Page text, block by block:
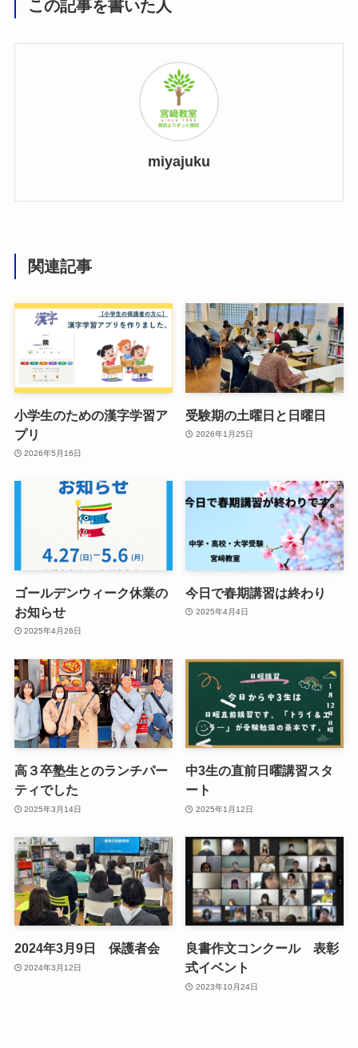
この記事を書いた人
miyajuku
関連記事
小学生のための漢字学習ア
プリ
2026年5月16日
受験期の土曜日と日曜日
2026年1月25日
ゴールデンウィーク休業の
お知らせ
2025年4月26日
今日で春期講習は終わり
2025年4月4日
高３卒塾生とのランチパー
ティでした
2025年3月14日
中3生の直前日曜講習スタ
ート
2025年1月12日
2024年3月9日 保護者会
2024年3月12日
良書作文コンクール 表彰
式イベント
2023年10月24日